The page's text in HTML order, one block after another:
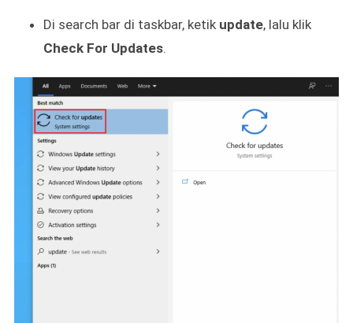
Di search bar di taskbar, ketik update, lalu klik
Check For Updates.